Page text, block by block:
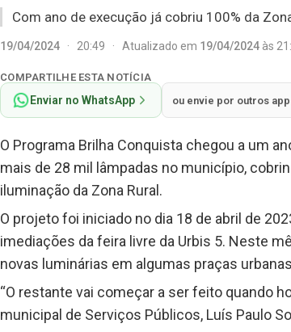
Com ano de execução já cobriu 100% da
19/04/2024 · 20:49 · Atualizado em 19/04/2024 às
COMPARTILHE ESTA NOTÍCIA
Enviar no WhatsApp ou envie por outros
O Programa Brilha Conquista chegou a um
mais de 28 mil lâmpadas no município,
iluminação da Zona Rural.
O projeto foi iniciado no dia 18 de abril de
imediações da feira livre da Urbis 5. Neste
novas luminárias em algumas praças
“O restante vai começar a ser feito quando
municipal de Serviços Públicos, Luís Paulo